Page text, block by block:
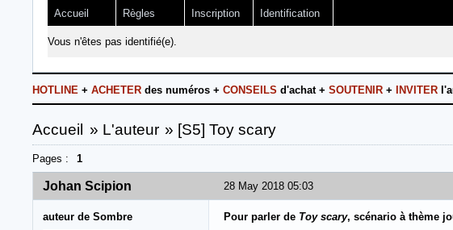
Accueil Règles Inscription Identification
Vous n'êtes pas identifié(e).
HOTLINE + ACHETER des numéros + CONSEILS d'achat + SOUTENIR + INVITER
Accueil » L'auteur » [S5] Toy scary
Pages : 1
28 May 2018 05:03
Johan Scipion
auteur de Sombre Pour parler de Toy scary, scénario à thème